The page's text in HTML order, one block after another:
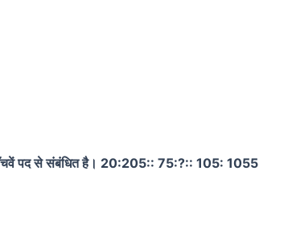
पद से संबंधित है। 20:205:: 75:?:: 105: 1055